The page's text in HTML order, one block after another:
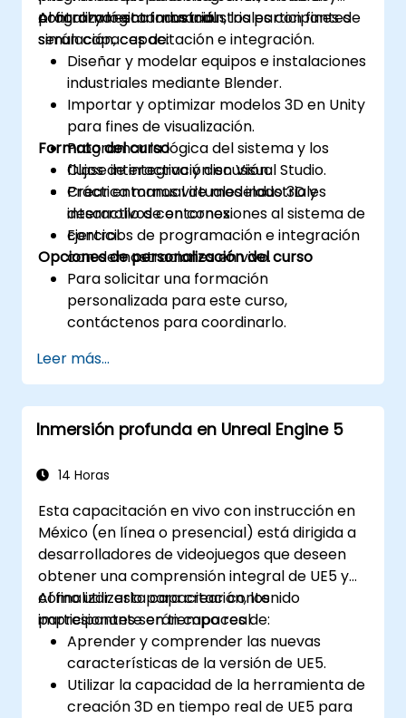
control y lógica industrial.
programar entornos industriales con fines de
simulación, capacitación e integración.
Al finalizar esta formación, los participantes
serán capaces de:
Diseñar y modelar equipos e instalaciones
industriales mediante Blender.
Importar y optimizar modelos 3D en Unity
para fines de visualización.
Programar la lógica del sistema y los
flujos de integración en Visual Studio.
Crear entornos virtuales industriales
interactivos con conexiones al sistema de
control.
Formato del curso
Clase interactiva y discusión.
Práctica manual de modelado 3D y
desarrollo de entornos.
Ejercicios de programación e integración
con demostraciones en vivo.
Opciones de personalización del curso
Para solicitar una formación
personalizada para este curso,
contáctenos para coordinarlo.
Leer más...
Inmersión profunda en Unreal Engine 5
14 Horas
Esta capacitación en vivo con instrucción en
México (en línea o presencial) está dirigida a
desarrolladores de videojuegos que deseen
obtener una comprensión integral de UE5 y
cómo utilizarlo para crear contenido
impresionante en tiempo real.
Al finalizar esta capacitación, los
participantes serán capaces de:
Aprender y comprender las nuevas
características de la versión de UE5.
Utilizar la capacidad de la herramienta de
creación 3D en tiempo real de UE5 para